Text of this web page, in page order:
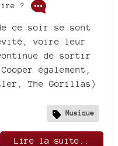
?
ce soir se sont
voire leur
de sortir
également,
The Gorillas)
Musique
Lire la suite..